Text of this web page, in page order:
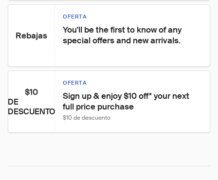
Rebajas
OFERTA
You'll be the first to know of any
special offers and new arrivals.
$10
DE
DESCUENTO
OFERTA
Sign up & enjoy $10 off* your next
full price purchase
$10 de descuento